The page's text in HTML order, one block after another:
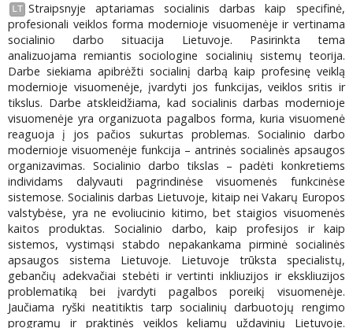
LT Straipsnyje aptariamas socialinis darbas kaip specifinė,
profesionali veiklos forma modernioje visuomenėje ir vertinama
socialinio darbo situacija Lietuvoje. Pasirinkta tema
analizuojama remiantis sociologine socialinių sistemų teorija.
Darbe siekiama apibrėžti socialinį darbą kaip profesinę veiklą
modernioje visuomenėje, įvardyti jos funkcijas, veiklos sritis ir
tikslus. Darbe atskleidžiama, kad socialinis darbas modernioje
visuomenėje yra organizuota pagalbos forma, kuria visuomenė
reaguoja į jos pačios sukurtas problemas. Socialinio darbo
modernioje visuomenėje funkcija – antrinės socialinės apsaugos
organizavimas. Socialinio darbo tikslas – padėti konkretiems
individams dalyvauti pagrindinėse visuomenės funkcinėse
sistemose. Socialinis darbas Lietuvoje, kitaip nei Vakarų Europos
valstybėse, yra ne evoliucinio kitimo, bet staigios visuomenės
kaitos produktas. Socialinio darbo, kaip profesijos ir kaip
sistemos, vystimąsi stabdo nepakankama pirminė socialinės
apsaugos sistema Lietuvoje. Lietuvoje trūksta specialistų,
gebančių adekvačiai stebėti ir vertinti inkliuzijos ir ekskliuzijos
problematiką bei įvardyti pagalbos poreikį visuomenėje.
Jaučiama ryški neatitiktis tarp socialinių darbuotojų rengimo
programų ir praktinės veiklos keliamų uždavinių Lietuvoje.